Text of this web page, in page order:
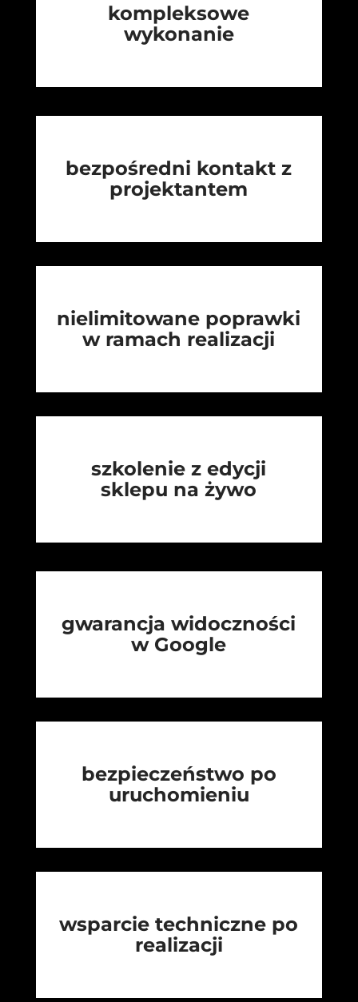
kompleksowe
wykonanie
bezpośredni kontakt z
projektantem
nielimitowane poprawki
w ramach realizacji
szkolenie z edycji
sklepu na żywo
gwarancja widoczności
w Google
bezpieczeństwo po
uruchomieniu
wsparcie techniczne po
realizacji